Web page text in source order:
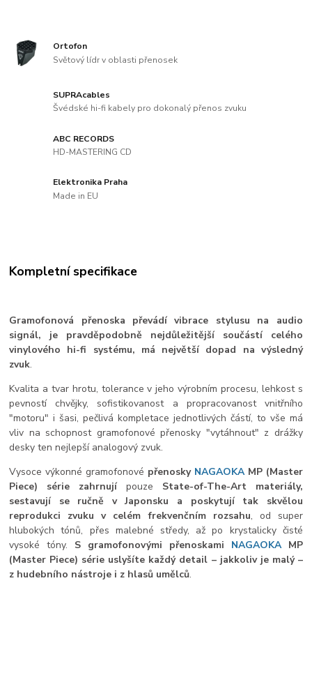
Ortofon
Světový lídr v oblasti přenosek
SUPRAcables
Švédské hi-fi kabely pro dokonalý přenos zvuku
ABC RECORDS
HD-MASTERING CD
Elektronika Praha
Made in EU
Kompletní specifikace
Gramofonová přenoska převádí vibrace stylusu na audio
signál, je pravděpodobně nejdůležitějšísoučástí celého
vinylového hi-fi systému, má největší dopad na výsledný
zvuk.
Kvalita a tvar hrotu, tolerance v jehovýrobním procesu, lehkost s
pevností chvějky, sofistikovanost a propracovanost vnitřního
"motoru" i šasi, pečlivá kompletace jednotlivých částí, to vše má
vliv na schopnost gramofonové přenosky "vytáhnout" z drážky
desky ten nejlepší analogový zvuk.
Vysoce výkonné gramofonové přenosky NAGAOKA MP (Master
Piece) série zahrnujípouze State-of-The-Art materiály,
sestavují se ručně v Japonsku a poskytují tak skvělou
reprodukci zvuku v celém frekvenčním rozsahu, od super
hlubokých tónů, přes malebné středy, až po krystalicky čisté
vysoké tóny. S gramofonovými přenoskami NAGAOKA MP
(Master Piece) série uslyšíte každý detail – jakkoliv je malý –
z hudebního nástroje i z hlasů umělců.